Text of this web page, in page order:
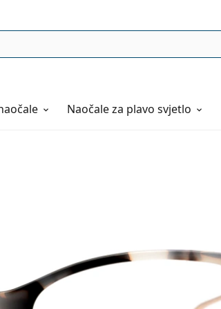
Naočaleza plavo svjetlo